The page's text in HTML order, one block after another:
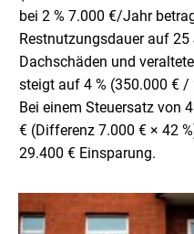
bei 2 % 7.000 €/Jahr
Restnutzungsdauer auf
Dachschäden und
steigt auf 4 % (350.000 €
Bei einem Steuersatz von
€ (Differenz 7.000 € × 42
29.400 € Einsparung.